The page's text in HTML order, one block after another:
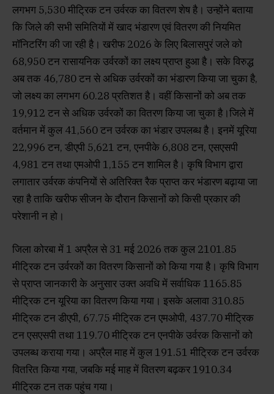
लगभग 5,530 मीट्रिक टन उर्वरक का वितरण शेष है। उन्होंने बताया
कि जिले की सभी समितियों में खाद भंडारण एवं वितरण की नियमित
मॉनिटरिंग की जा रही है। खरीफ 2026 के लिए बिलासपुरं जले को
68,950 टन रासायनिक उर्वरकों का लक्ष्य प्राप्त हुआ है। सके विरुद्ध
अब तक 46,780 टन से अधिक उर्वरकों का भंडारण किया जा चुका है,
जो लक्ष्य का लगभग 60.28 प्रतिशत है। वहीं किसानों को अब तक
19,912 टन से अधिक उर्वरकों का वितरण किया जा चुका है।जिले में
वर्तमान में कुल 41,560 टन उर्वरक का भंडार उपलब्ध है। इनमें यूरिया
22,996 टन, डीएपी 5,621 टन, एनपीके 6,808 टन, एसएसपी
4,981 टन तथा एमओपी 1,155 टन शामिल है। कृषि विभाग द्वारा
लगातार उर्वरक कंपनियों से अतिरिक्त रैक प्राप्त कर भंडारण बढ़ाया जा
रहा है ताकि खरीफ सीजन के दौरान किसानों को किसी प्रकार की
परेशानी न हो।
जिला कोरबा में 1 अप्रैल से 31 मई 2026 तक कुल 2101.85
मीट्रिक टन उर्वरकों का वितरण किसानों को किया गया है। कृषि विभाग
से प्राप्त जानकारी के अनुसार उक्त अवधि में सर्वाधिक 1165.85
मीट्रिक टन यूरिया का वितरण किया गया। इसके अलावा 310.85
मीट्रिक टन डीएपी, 67.75 मीट्रिक टन एमओपी, 437.70 मीट्रिक
टन एसएसपी तथा 119.70 मीट्रिक टन एनपीके उर्वरक किसानों को
उपलब्ध कराया गया। अप्रैल माह में कुल 191.51 मीट्रिक टन उर्वरक
वितरित किया गया, जबकि मई माह में वितरण बढ़कर 1910.34
मीट्रिक टन तक पहुंच गया।